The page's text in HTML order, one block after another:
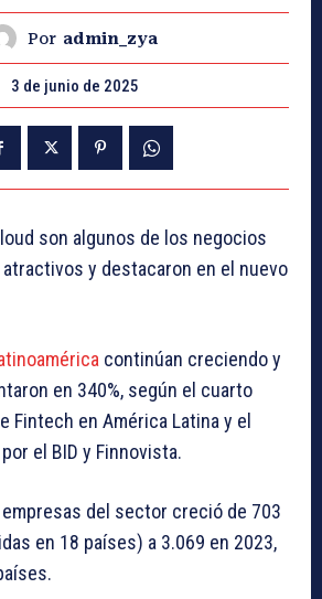
Por admin_zya
3 de junio de 2025
son algunos de los negocios
y destacaron en el nuevo
continúan creciendo y
en 340%, según el cuarto
Fintech en América Latina y el
el BID y Finnovista.
del sector creció de 703
en 18 países) a 3.069 en 2023,